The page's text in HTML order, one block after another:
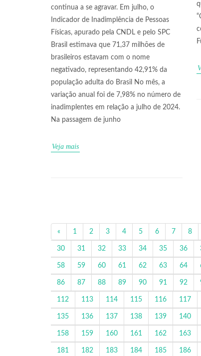
continua a se agravar. Em julho, o
Indicador de Inadimplência de Pessoas
Físicas, apurado pela CNDL e pelo SPC
Brasil estimava que 71,37 milhões de
brasileiros estavam com o nome
negativado, representando 42,91% da
população adulta do Brasil No mês, a
variação anual foi de 7,98% no número de
inadimplentes em relação a julho de 2024.
Na passagem de junho
Veja mais
« 1 2 3 4 5 6 7 8
30 31 32 33 34 35 36
58 59 60 61 62 63 64
86 87 88 89 90 91 92
112 113 114 115 116 117
135 136 137 138 139 140
158 159 160 161 162 163
181 182 183 184 185 186